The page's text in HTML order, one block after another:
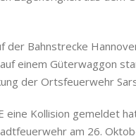
der Bahnstrecke
einem Güterwaggon
der Ortsfeuerwehr
eine Kollision gemeldet
am 26.